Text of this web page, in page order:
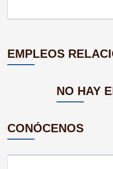
EMPLEOS
NO HAY
CONÓCENOS